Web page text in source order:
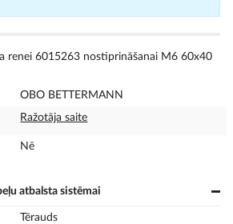
renei 6015263 nostiprināšanai M6 60x40
OBO BETTERMANN
Ražotāja saite
Nē
atbalsta sistēmai
Tērauds